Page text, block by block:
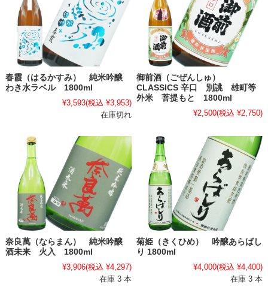
春霞（はるかすみ） 純米吟醸
わき水ラベル 1800ml
¥3,593(税込 ¥3,953)
在庫切れ
御前酒（ごぜんしゅ）
CLASSICS 辛口 別誂 雄町等
外米 菩提もと 1800ml
¥2,500(税込 ¥2,750)
奈良萬（ならまん） 純米吟醸
酒未来 火入 1800ml
¥3,906(税込 ¥4,297)
在庫 3 本
菊姫（きくひめ） 吟醸あらばし
り 1800ml
¥4,000(税込 ¥4,400)
在庫 3 本